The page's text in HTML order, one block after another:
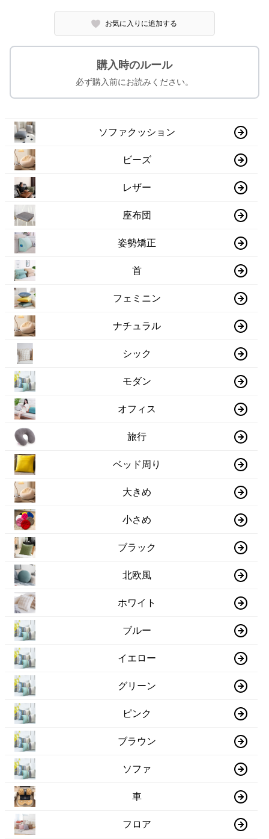
お気に入りに追加する
購入時のルール
必ず購入前にお読みください。
ソファクッション
ビーズ
レザー
座布団
姿勢矯正
首
フェミニン
ナチュラル
シック
モダン
オフィス
旅行
ベッド周り
大きめ
小さめ
ブラック
北欧風
ホワイト
ブルー
イエロー
グリーン
ピンク
ブラウン
ソファ
車
フロア